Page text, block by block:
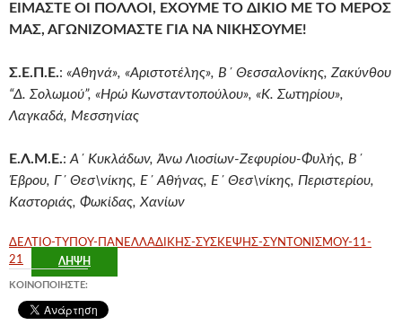
ΕΙΜΑΣΤΕ ΟΙ ΠΟΛΛΟΙ, ΕΧΟΥΜΕ ΤΟ ΔΙΚΙΟ ΜΕ ΤΟ ΜΕΡΟΣ
ΜΑΣ, ΑΓΩΝΙΖΟΜΑΣΤΕ ΓΙΑ ΝΑ ΝΙΚΗΣΟΥΜΕ!
Σ.Ε.Π.Ε.: «Αθηνά», «Αριστοτέλης», Β΄ Θεσσαλονίκης, Ζακύνθου
“Δ. Σολωμού”, «Ηρώ Κωνσταντοπούλου», «Κ. Σωτηρίου»,
Λαγκαδά, Μεσσηνίας
Ε.Λ.Μ.Ε.: Α΄ Κυκλάδων, Άνω Λιοσίων-Ζεφυρίου-Φυλής, Β΄
Έβρου, Γ΄ Θεσ\νίκης, Ε΄ Αθήνας, Ε΄ Θεσ\νίκης, Περιστερίου,
Καστοριάς, Φωκίδας, Χανίων
ΔΕΛΤΙΟ-ΤΥΠΟΥ-ΠΑΝΕΛΛΑΔΙΚΗΣ-ΣΥΣΚΕΨΗΣ-ΣΥΝΤΟΝΙΣΜΟΥ-11-
21
ΛΉΨΗ
ΚΟΙΝΟΠΟΙΉΣΤΕ: